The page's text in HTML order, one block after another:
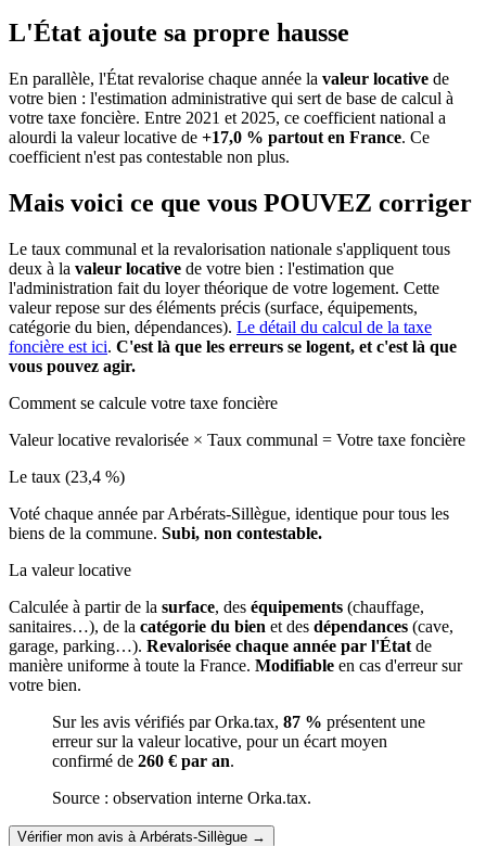
L'État ajoute sa propre hausse
En parallèle, l'État revalorise chaque année la valeur locative de
votre bien : l'estimation administrative qui sert de base de calcul à
votre taxe foncière. Entre 2021 et 2025, ce coefficient national a
alourdi la valeur locative de +17,0 % partout en France. Ce
coefficient n'est pas contestable non plus.
Mais voici ce que vous POUVEZ corriger
Le taux communal et la revalorisation nationale s'appliquent tous
deux à la valeur locative de votre bien : l'estimation que
l'administration fait du loyer théorique de votre logement. Cette
valeur repose sur des éléments précis (surface, équipements,
catégorie du bien, dépendances). Le détail du calcul de la taxe
foncière est ici. C'est là que les erreurs se logent, et c'est là que
vous pouvez agir.
Comment se calcule votre taxe foncière
Valeur locative revalorisée × Taux communal = Votre taxe foncière
Le taux (23,4 %)
Voté chaque année par Arbérats-Sillègue, identique pour tous les
biens de la commune. Subi, non contestable.
La valeur locative
Calculée à partir de la surface, des équipements (chauffage,
sanitaires…), de la catégorie du bien et des dépendances (cave,
garage, parking…). Revalorisée chaque année par l'État de
manière uniforme à toute la France. Modifiable en cas d'erreur sur
votre bien.
Sur les avis vérifiés par Orka.tax, 87 % présentent une
erreur sur la valeur locative, pour un écart moyen
confirmé de 260 € par an.
Source : observation interne Orka.tax.
Vérifier mon avis à Arbérats-Sillègue →